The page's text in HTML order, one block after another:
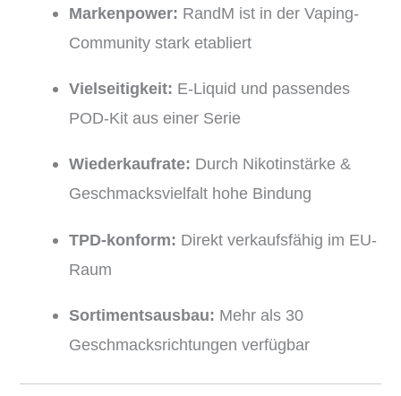
Markenpower: RandM ist in der Vaping-
Community stark etabliert
Vielseitigkeit: E-Liquid und passendes
POD-Kit aus einer Serie
Wiederkaufrate: Durch Nikotinstärke &
Geschmacksvielfalt hohe Bindung
TPD-konform: Direkt verkaufsfähig im EU-
Raum
Sortimentsausbau: Mehr als 30
Geschmacksrichtungen verfügbar